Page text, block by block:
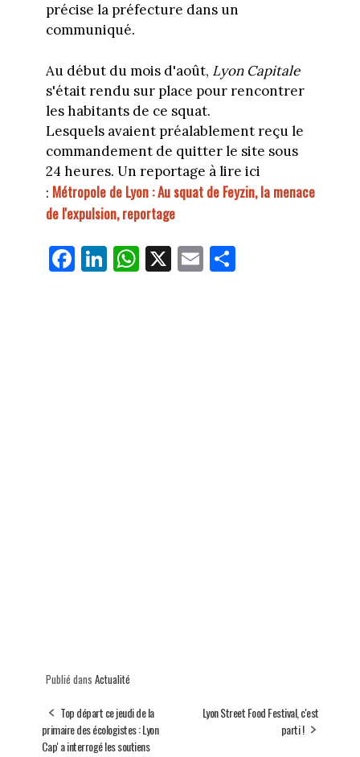
précise la préfecture dans un
communiqué.
Au début du mois d'août, Lyon Capitale
s'était rendu sur place pour rencontrer
les habitants de ce squat.
Lesquels avaient préalablement reçu le
commandement de quitter le site sous
24 heures. Un reportage à lire ici
: Métropole de Lyon : Au squat de Feyzin, la menace
de l'expulsion, reportage
Fa
ce
Li
nk
W
ha
X E
m
Pa
Publié dans Actualité
Top départ ce jeudi de la
primaire des écologistes : Lyon
Cap' a interrogé les soutiens
Lyon Street Food Festival, c'est
parti !